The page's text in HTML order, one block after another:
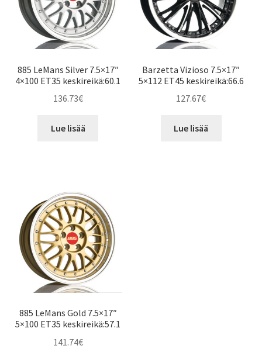
885 LeMans Silver 7.5×17″
4×100 ET35 keskireikä:60.1
136.73€
Lue lisää
Barzetta Vizioso 7.5×17″
5×112 ET45 keskireikä:66.6
127.67€
Lue lisää
885 LeMans Gold 7.5×17″
5×100 ET35 keskireikä:57.1
141.74€